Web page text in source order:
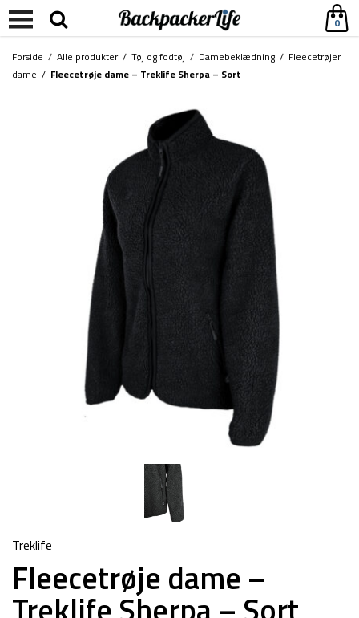
0
Forside / Alle produkter/ Tøj og fodtøj / Damebeklædning / Fleecetrøjer
dame / Fleecetrøje dame – Treklife Sherpa – Sort
Treklife
Fleecetrøje dame –